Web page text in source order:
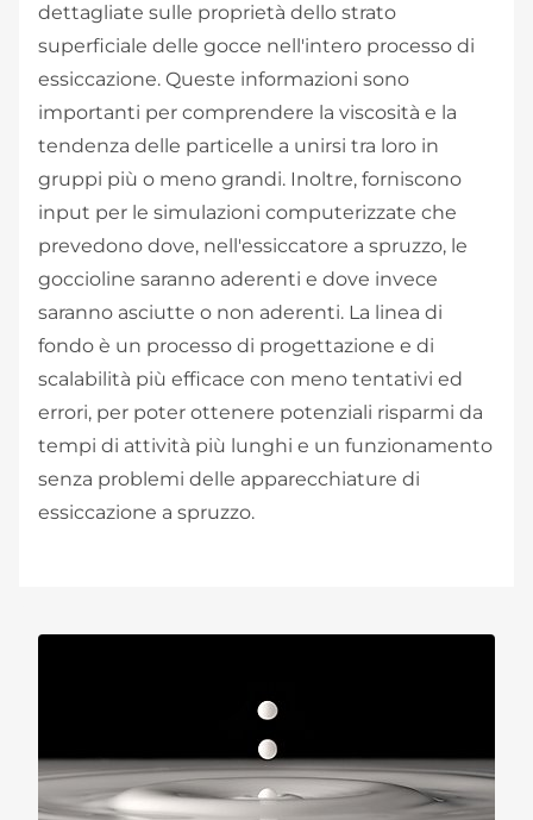
dettagliate sulle proprietà dello strato
superficiale delle gocce nell'intero processo di
essiccazione. Queste informazioni sono
importanti per comprendere la viscosità e la
tendenza delle particelle a unirsi tra loro in
gruppi più o meno grandi. Inoltre, forniscono
input per le simulazioni computerizzate che
prevedono dove, nell'essiccatore a spruzzo, le
goccioline saranno aderenti e dove invece
saranno asciutte o non aderenti. La linea di
fondo è un processo di progettazione e di
scalabilità più efficace con meno tentativi ed
errori, per poter ottenere potenziali risparmi da
tempi di attività più lunghi e un funzionamento
senza problemi delle apparecchiature di
essiccazione a spruzzo. ​